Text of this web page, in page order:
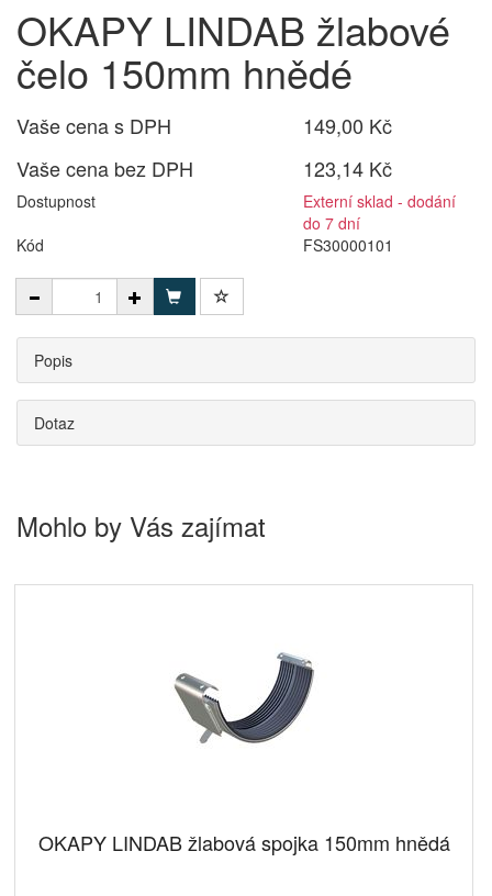
OKAPY LINDAB žlabové
čelo 150mm hnědé
Vaše cena s DPH
149,00 Kč
Vaše cena bez DPH
123,14 Kč
Dostupnost
Externí sklad - dodání
do 7 dní
Kód
FS30000101
Popis
Dotaz
Mohlo by Vás zajímat
OKAPY LINDAB žlabová spojka 150mm hnědá